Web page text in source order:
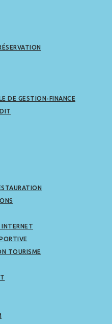
DE GESTION-FINANCE
INTERNET
TOURISME